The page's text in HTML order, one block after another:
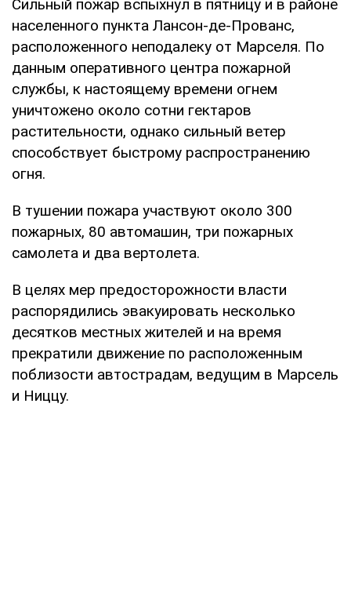
Сильный пожар вспыхнул в пятницу и в районе
населенного пункта Лансон-де-Прованс,
расположенного неподалеку от Марселя. По
данным оперативного центра пожарной
службы, к настоящему времени огнем
уничтожено около сотни гектаров
растительности, однако сильный ветер
способствует быстрому распространению
огня.
В тушении пожара участвуют около 300
пожарных, 80 автомашин, три пожарных
самолета и два вертолета.
В целях мер предосторожности власти
распорядились эвакуировать несколько
десятков местных жителей и на время
прекратили движение по расположенным
поблизости автострадам, ведущим в Марсель
и Ниццу.